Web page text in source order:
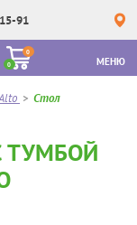
91
0
0
МЕНЮ
> Стол
ТУМБОЙ